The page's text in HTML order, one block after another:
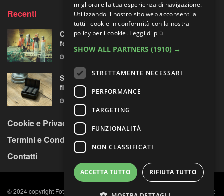
Recenti
Centosessantasette candeline per la mostra
fotografica più longeva al mondo
Sony prepara la “rivoluzione” audio 32-bit
float per le sue mirrorless Alpha?
Cookie e Privacy Policy
Termini e Condizioni
Contatti
© 2024 copyright Fotocult s.r.l. C.F. e P. IVA n. 11984891009, Capitale sociale
migliorare la tua esperienza di navigazione.
Utilizzando il nostro sito web acconsenti a
tutti i cookie in conformità con la nostra
policy per i cookie. Leggi di più
SHOW ALL PARTNERS (1910) →
STRETTAMENTE NECESSARI
PERFORMANCE
TARGETING
FUNZIONALITÀ
NON CLASSIFICATI
ACCETTA TUTTO RIFIUTA TUTTO